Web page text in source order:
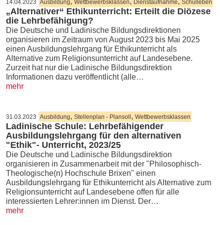
14.04.2023 Ausbildung Wettbewerbsklassen Dienstaufnahme Schulleben
„Alternativer“ Ethikunterricht: Erteilt die Diözese
die Lehrbefähigung?
Die Deutsche und Ladinische Bildungsdirektionen
organisieren im Zeitraum von August 2023 bis Mai 2025
einen Ausbildungslehrgang für Ethikunterricht als
Alternative zum Religionsunterricht auf Landesebene.
Zurzeit hat nur die Ladinische Bildungsdirektion
Informationen dazu veröffentlicht (alle…
mehr
31.03.2023 Ausbildung, Stellenplan - Plansoll , Wettbewerbsklassen
Ladinische Schule: Lehrbefähigender
Ausbildungslehrgang für den alternativen
"Ethik"- Unterricht, 2023/25
Die Deutsche und Ladinische Bildungsdirektion
organisieren in Zusammenarbeit mit der "Philosophisch-
Theologische(n) Hochschule Brixen" einen
Ausbildungslehrgang für Ethikunterricht als Alternative zum
Religionsunterricht auf Landesebene offen für alle
interessierten Lehrer:innen im Dienst. Der…
mehr